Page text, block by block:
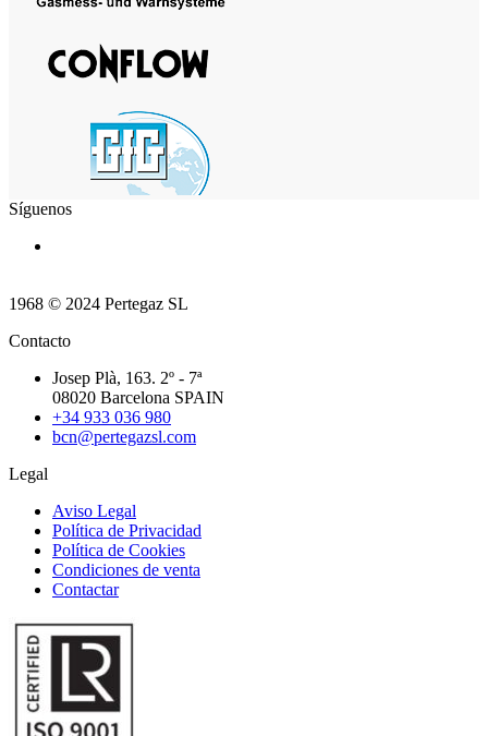
Síguenos
1968 © 2024 Pertegaz SL
Contacto
Josep Plà, 163. 2º - 7ª
08020 Barcelona SPAIN
+34 933 036 980
bcn@pertegazsl.com
Legal
Aviso Legal
Política de Privacidad
Política de Cookies
Condiciones de venta
Contactar